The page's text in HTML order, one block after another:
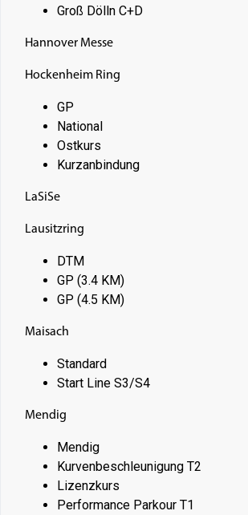
Groß Dölln C+D
Hannover Messe
Hockenheim Ring
GP
National
Ostkurs
Kurzanbindung
LaSiSe
Lausitzring
DTM
GP (3.4 KM)
GP (4.5 KM)
Maisach
Standard
Start Line S3/S4
Mendig
Mendig
Kurvenbeschleunigung T2
Lizenzkurs
Performance Parkour T1